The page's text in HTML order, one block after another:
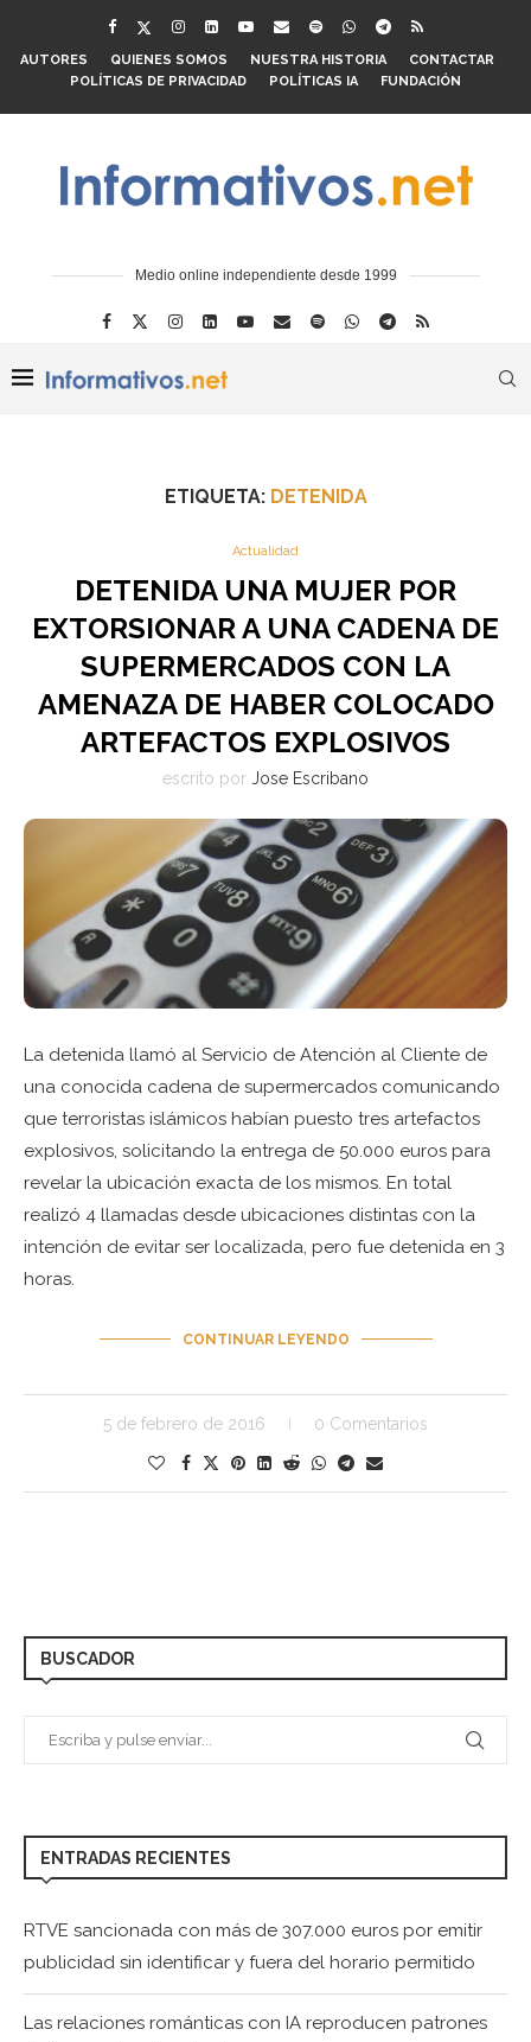
AUTORES QUIENES SOMOS NUESTRA HISTORIA
CONTACTAR
POLÍTICAS DE PRIVACIDAD
POLÍTICAS IA FUNDACIÓN
Medio online independiente desde 1999
ETIQUETA: DETENIDA
Actualidad
DETENIDA UNA MUJER POR
EXTORSIONAR A UNA CADENA DE
SUPERMERCADOS CON LA
AMENAZA DE HABER COLOCADO
ARTEFACTOS EXPLOSIVOS
escrito por Jose Escribano
La detenida llamó al Servicio de Atención al Cliente de
una conocida cadena de supermercados comunicando
que terroristas islámicos habían puesto tres artefactos
explosivos, solicitando la entrega de 50.000 euros para
revelar la ubicación exacta de los mismos. En total
realizó 4 llamadas desde ubicaciones distintas con la
intención de evitar ser localizada, pero fue detenida en 3
horas.
CONTINUAR LEYENDO
5 de febrero de 2016 0 Comentarios
BUSCADOR
ENTRADAS RECIENTES
RTVE sancionada con más de 307.000 euros por emitir
publicidad sin identificar y fuera del horario permitido
Las relaciones románticas con IA reproducen patrones